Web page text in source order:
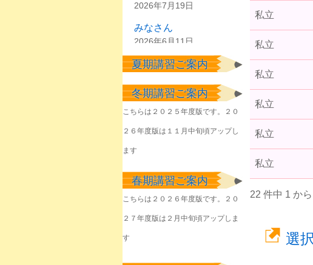
私立
私立
私立
私立
私立
私立
22 件中 1 か
選
2026年7月19日
みなさん
2026年6月11日
塾生のみなさん
塾生のみなさん
2026年6月1日
きょうやるべきことを
淡々と
該当者のみなさん
2026年5月23日
塾生のみなさん
夏期講習ご案内
冬期講習ご案内
こちらは２０２５年度版です。２０
２６年度版は１１月中旬頃アップし
ます
春期講習ご案内
こちらは２０２６年度版です。２０
２７年度版は２月中旬頃アップしま
す